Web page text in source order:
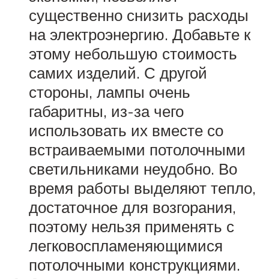
существенно снизить расходы
на электроэнергию. Добавьте к
этому небольшую стоимость
самих изделий. С другой
стороны, лампы очень
габаритны, из-за чего
использовать их вместе со
встраиваемыми потолочными
светильниками неудобно. Во
время работы выделяют тепло,
достаточное для возгорания,
поэтому нельзя применять с
легковоспламеняющимися
потолочными конструкциями.